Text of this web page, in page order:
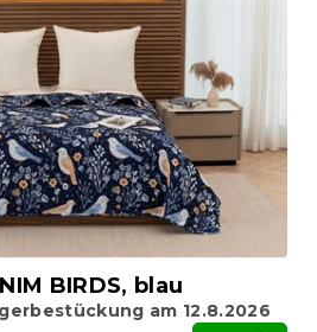
BIRDS, blau
am 12.8.2026